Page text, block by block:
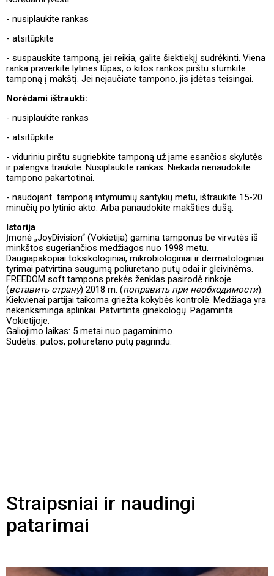
- nusiplaukite rankas
- atsitūpkite
- suspauskite tamponą, jei reikia, galite šiektiekjį sudrėkinti. Viena
ranka praverkite lytines lūpas, o kitos rankos pirštu stumkite
tamponą į makštį. Jei nejaučiate tampono, jis įdėtas teisingai.
Norėdami ištraukti:
- nusiplaukite rankas
- atsitūpkite
- viduriniu pirštu sugriebkite tamponą už jame esančios skylutės
ir palengva traukite. Nusiplaukite rankas. Niekada nenaudokite
tampono pakartotinai.
- naudojant tamponą intymumių santykių metu, ištraukite 15-20
minučių po lytinio akto. Arba panaudokite makšties dušą.
Istorija
Įmonė „JoyDivision“ (Vokietija) gamina tamponus be virvutės iš
minkštos sugeriančios medžiagos nuo 1998 metu.
Daugiapakopiai toksikologiniai, mikrobiologiniai ir dermatologiniai
tyrimai patvirtina saugumą poliuretano putų odai ir gleivinėms.
FREEDOM soft tampons prekės ženklas pasirodė rinkoje
(вставить страну) 2018 m. (поправить при необходимости).
Kiekvienai partijai taikoma griežta kokybės kontrolė. Medžiaga yra
nekenksminga aplinkai. Patvirtinta ginekologų. Pagaminta
Vokietijoje.
Galiojimo laikas: 5 metai nuo pagaminimo.
Sudėtis: putos, poliuretano putų pagrindu.
Straipsniai ir naudingi
patarimai